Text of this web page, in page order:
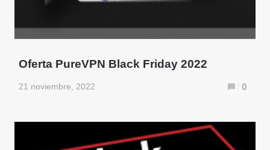
Oferta PureVPN Black Friday 2022
21 noviembre, 2022 0